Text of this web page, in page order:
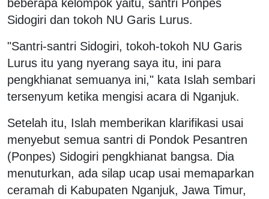
beberapa kelompok yaitu, santri Ponpes
Sidogiri dan tokoh NU Garis Lurus.
"Santri-santri Sidogiri, tokoh-tokoh NU Garis
Lurus itu yang nyerang saya itu, ini para
pengkhianat semuanya ini," kata Islah sembari
tersenyum ketika mengisi acara di Nganjuk.
Setelah itu, Islah memberikan klarifikasi usai
menyebut semua santri di Pondok Pesantren
(Ponpes) Sidogiri pengkhianat bangsa. Dia
menuturkan, ada silap ucap usai memaparkan
ceramah di Kabupaten Nganjuk, Jawa Timur,